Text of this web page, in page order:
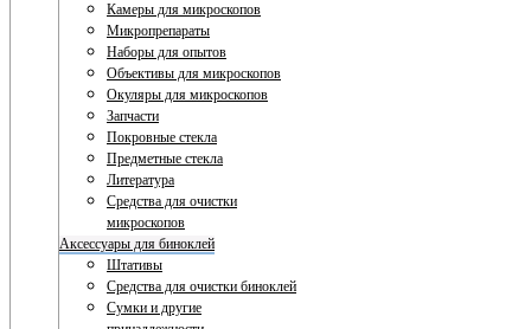
Камеры для микроскопов
Микропрепараты
Наборы для опытов
Объективы для микроскопов
Окуляры для микроскопов
Запчасти
Покровные стекла
Предметные стекла
Литература
Средства для очистки
микроскопов
Аксессуары для биноклей
Штативы
Средства для очистки биноклей
Сумки и другие